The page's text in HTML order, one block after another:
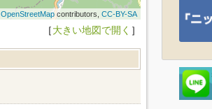
OpenStreetMapcontributors, CC-BY-SA
［大きい地図で開く ］